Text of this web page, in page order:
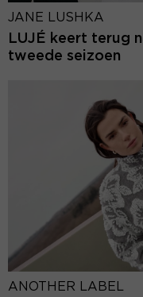
JANE LUSHKA
LUJÉ keert terug
tweede seizoen
ANOTHER LABEL